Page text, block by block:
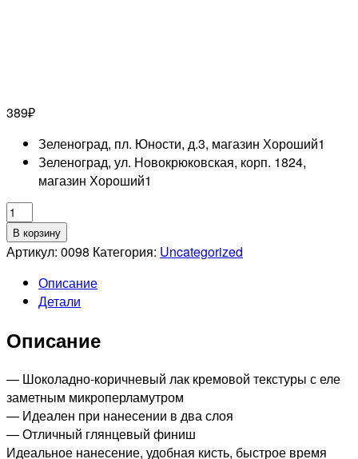
389₽
Зеленоград, пл. Юности, д.3, магазин Хороший1
Зеленоград, ул. Новокрюковская, корп. 1824,
магазин Хороший1
Количество
товара
SOPHIN
лак
для
12мл
В корзину
Артикул: 0098 Категория: Uncategorized
Описание
Детали
Описание
— Шоколадно-коричневый лак кремовой текстуры с еле
заметным микроперламутром
— Идеален при нанесении в два слоя
— Отличный глянцевый финиш
Идеальное нанесение, удобная кисть, быстрое время